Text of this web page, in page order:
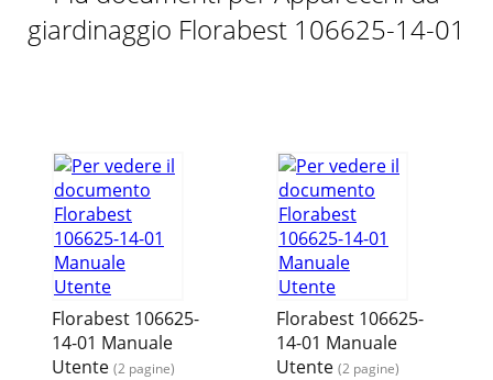
giardinaggio Florabest 106625-14-01
Florabest 106625-
14-01 Manuale
Utente (2 pagine)
Florabest 106625-
14-01 Manuale
Utente (2 pagine)